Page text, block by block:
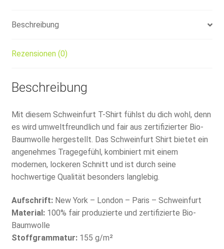
Beschreibung
Rezensionen (0)
Beschreibung
Mit diesem Schweinfurt T-Shirt fühlst du dich wohl, denn
es wird umweltfreundlich und fair aus zertifizierter Bio-
Baumwolle hergestellt. Das Schweinfurt Shirt bietet ein
angenehmes Tragegefühl, kombiniert mit einem
modernen, lockeren Schnitt und ist durch seine
hochwertige Qualität besonders langlebig.
Aufschrift:New York – London – Paris – Schweinfurt
Material:100% fair produzierte und zertifizierte Bio-
Baumwolle
Stoffgrammatur:155 g/m²